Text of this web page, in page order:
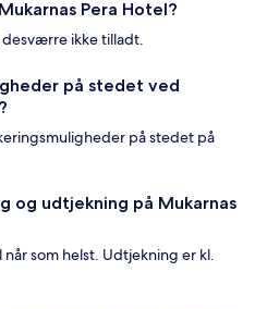
Pera Hotel?
ikke tilladt.
på stedet ved
på stedet på
og udtjekning på Mukarnas
som helst. Udtjekning er kl.